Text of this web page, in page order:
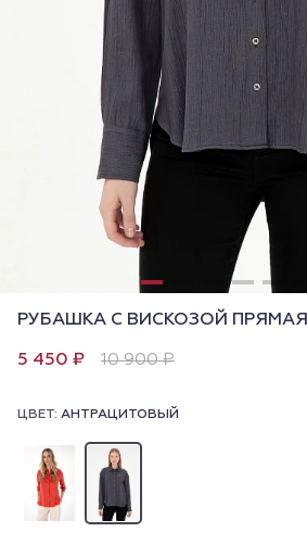
РУБАШКА С ВИСКОЗОЙ ПРЯМАЯ
5 450 ₽ 10 900 ₽
ЦВЕТ: АНТРАЦИТОВЫЙ